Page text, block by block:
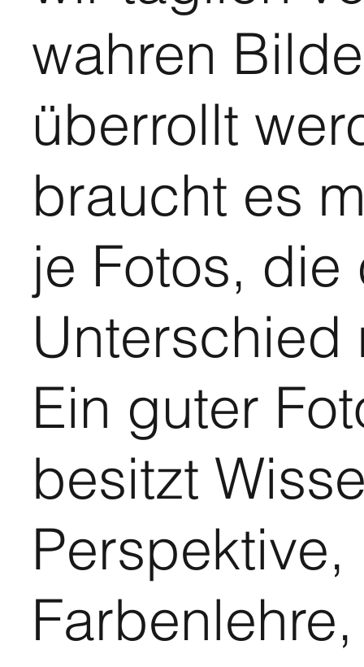
wahren
überrollt
braucht es
je Fotos, die
Unterschied
Ein guter
besitzt
Perspektive,
Farbenlehre,